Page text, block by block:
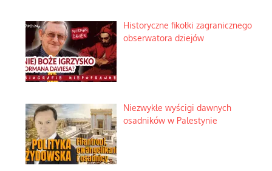
Historyczne fikołki zagranicznego
obserwatora dziejów
Niezwykłe wyścigi dawnych
osadników w Palestynie